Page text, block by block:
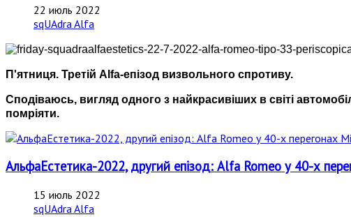
22 июль 2022
sqUAdra Alfa
П'ятниця. Третій Alfa-епізод визвольного спротиву.
Сподіваюсь, вигляд одного з найкрасивіших в світі
помріяти.
АльфаЕстетика-2022, другий епізод: Alfa Romeo у 40-х
15 июль 2022
sqUAdra Alfa